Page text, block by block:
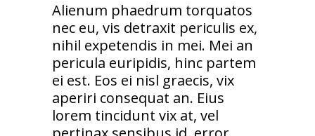
Alienum phaedrum torquatos
nec eu, vis detraxit periculis ex,
nihil expetendis in mei. Mei an
pericula euripidis, hinc partem
ei est. Eos ei nisl graecis, vix
aperiri consequat an. Eius
lorem tincidunt vix at, vel